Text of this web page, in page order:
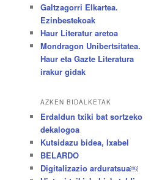
Galtzagorri Elkartea.
Ezinbestekoak
Haur Literatur aretoa
Mondragon Unibertsitatea.
Haur eta Gazte Literatura
irakur gidak
AZKEN BIDALKETAK
Erdaldun txiki bat sortzeko
dekalogoa
Kutsidazu bidea, Ixabel
BELARDO
Digitalizazio arduratsua￼